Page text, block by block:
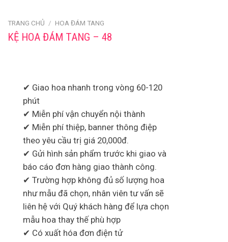
TRANG CHỦ / HOA ĐÁM TANG
KỆ HOA ĐÁM TANG – 48
✔ Giao hoa nhanh trong vòng 60-120
phút
✔ Miễn phí vận chuyển nội thành
✔ Miễn phí thiệp, banner thông điệp
theo yêu cầu trị giá 20,000đ.
✔ Gửi hình sản phẩm trước khi giao và
báo cáo đơn hàng giao thành công.
✔ Trường hợp không đủ số lượng hoa
như mẫu đã chọn, nhân viên tư vấn sẽ
liên hệ với Quý khách hàng để lựa chọn
mẫu hoa thay thế phù hợp
✔ Có xuất hóa đơn điện tử